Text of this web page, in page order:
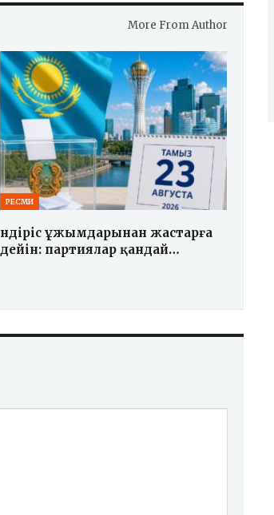
More From Author
РЕСМИ
Өндіріс ұжымдарынан жастарға
дейін: партиялар қандай…